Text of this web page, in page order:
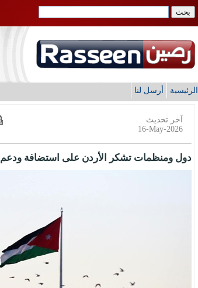
الرئيسية أرسل لنا
آخر تحديث
16-May-2026
دول ومنظمات تشكر الأردن على استضافة ودعم